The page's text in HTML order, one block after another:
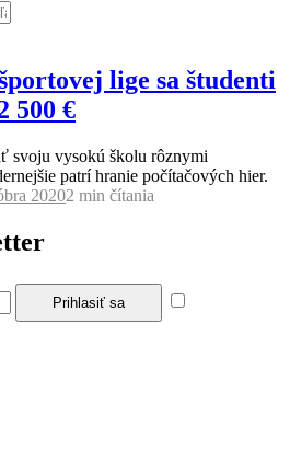
lige sa študenti
500 €
svoju vysokú školu rôznymi
patrí hranie počítačových hier.
20202 min čítania